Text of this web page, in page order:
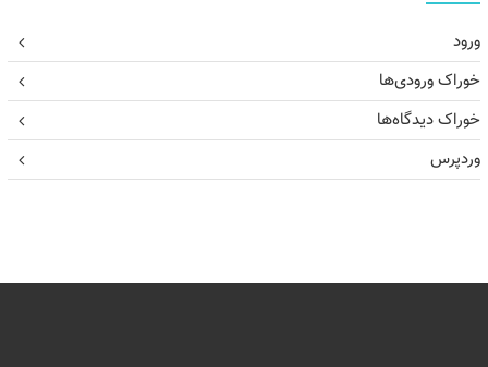
ورود
خوراک ورودی‌ها
خوراک دیدگاه‌ها
وردپرس